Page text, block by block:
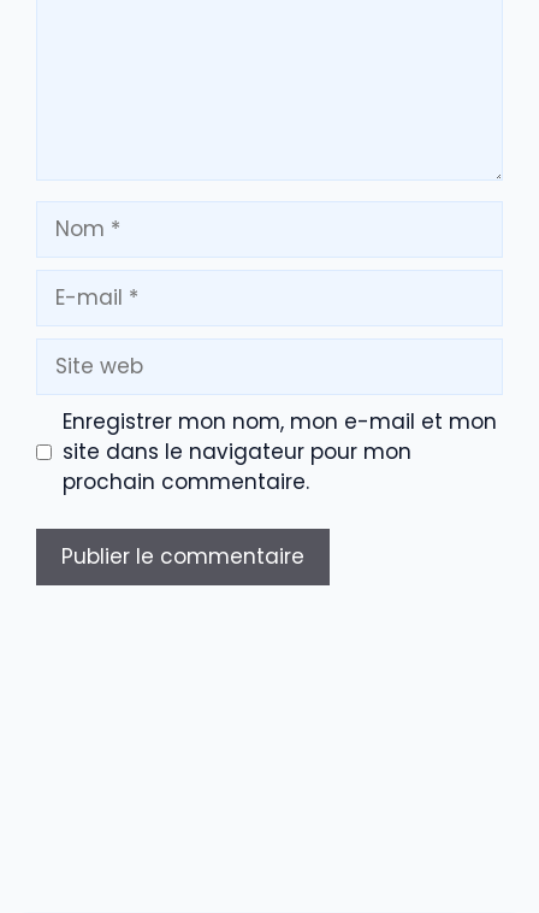
Nom
mail
Site
web
Enregistrer mon nom, mon e-mail et mon
site dans le navigateur pour mon
prochain commentaire.